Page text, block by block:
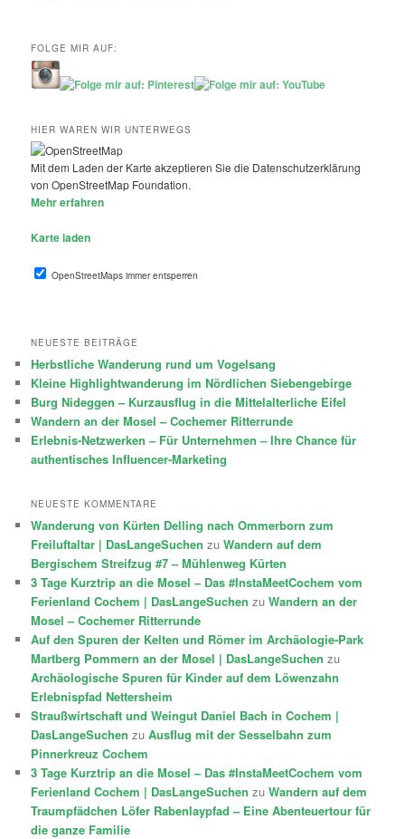
FOLGE MIR AUF:
HIER WAREN WIR UNTERWEGS
Mit dem Laden der Karte akzeptieren Sie die Datenschutzerklärung
von OpenStreetMap Foundation.
Mehr erfahren
Karte laden
OpenStreetMaps immer entsperren
NEUESTE BEITRÄGE
Herbstliche Wanderung rund um Vogelsang
Kleine Highlightwanderung im Nördlichen Siebengebirge
Burg Nideggen – Kurzausflug in die Mittelalterliche Eifel
Wandern an der Mosel – Cochemer Ritterrunde
Erlebnis-Netzwerken – Für Unternehmen – Ihre Chance für
authentisches Influencer-Marketing
NEUESTE KOMMENTARE
Wanderung von Kürten Delling nach Ommerborn zum
Freiluftaltar | DasLangeSuchen zuWandern auf dem
Bergischem Streifzug #7 – Mühlenweg Kürten
3 Tage Kurztrip an die Mosel – Das #InstaMeetCochem vom
Ferienland Cochem | DasLangeSuchen zuWandern an der
Mosel – Cochemer Ritterrunde
Auf den Spuren der Kelten und Römer im Archäologie-Park
Martberg Pommern an der Mosel | DasLangeSuchen zu
Archäologische Spuren für Kinder auf dem Löwenzahn
Erlebnispfad Nettersheim
Straußwirtschaft und Weingut Daniel Bach in Cochem |
DasLangeSuchen zuAusflug mit der Sesselbahn zum
Pinnerkreuz Cochem
3 Tage Kurztrip an die Mosel – Das #InstaMeetCochem vom
Ferienland Cochem | DasLangeSuchen zuWandern auf dem
Traumpfädchen Löfer Rabenlaypfad – Eine Abenteuertour für
die ganze Familie